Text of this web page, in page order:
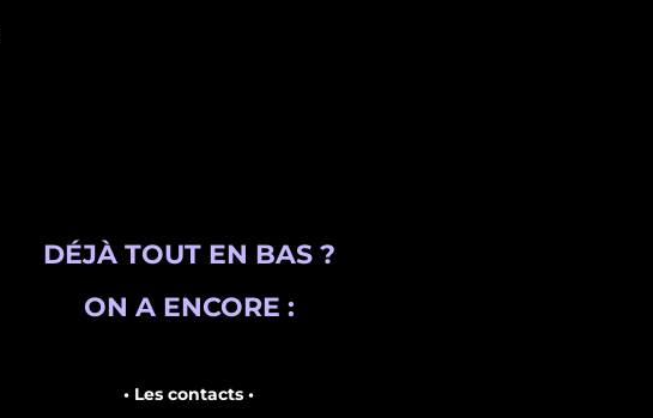
DÉJÀ TOUT EN BAS ?
ON A ENCORE :
• Les contacts •